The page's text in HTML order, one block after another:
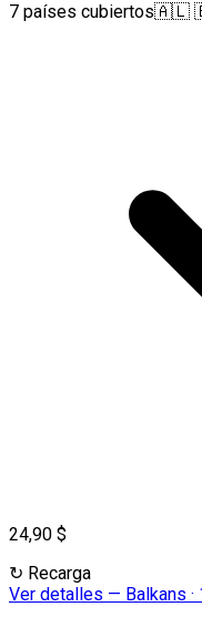
7 países cubiertos🇦🇱
24,90 $
↻ Recarga
Ver detalles — Balkans